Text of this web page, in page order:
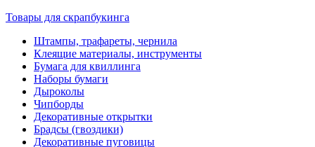
Товары для скрапбукинга
Штампы, трафареты, чернила
Клеящие материалы, инструменты
Бумага для квиллинга
Наборы бумаги
Дыроколы
Чипборды
Декоративные открытки
Брадсы (гвоздики)
Декоративные пуговицы